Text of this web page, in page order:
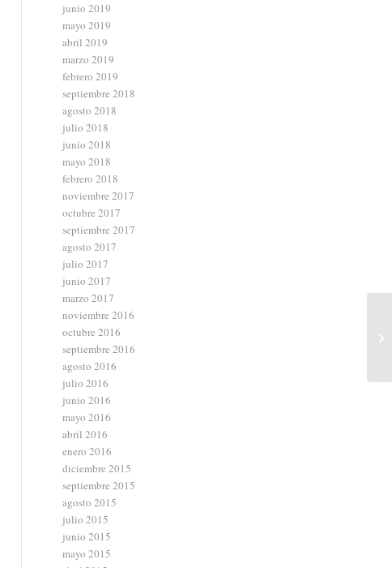
junio 2019
mayo 2019
abril 2019
marzo 2019
febrero 2019
septiembre 2018
agosto 2018
julio 2018
junio 2018
mayo 2018
febrero 2018
noviembre 2017
octubre 2017
septiembre 2017
agosto 2017
julio 2017
junio 2017
marzo 2017
noviembre 2016
octubre 2016
septiembre 2016
agosto 2016
julio 2016
junio 2016
mayo 2016
abril 2016
enero 2016
diciembre 2015
septiembre 2015
agosto 2015
julio 2015
junio 2015
mayo 2015